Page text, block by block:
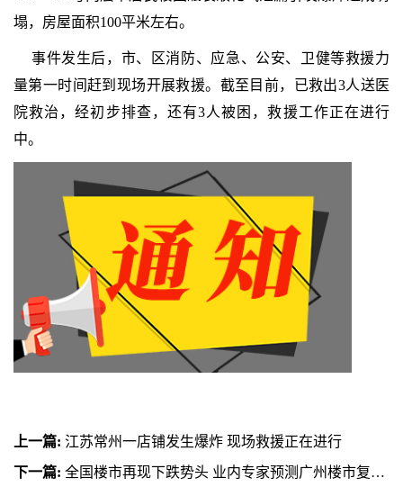
塌，房屋面积100平米左右。
事件发生后，市、区消防、应急、公安、卫健等救援力
量第一时间赶到现场开展救援。截至目前，已救出3人送医
院救治，经初步排查，还有3人被困，救援工作正在进行
中。
上一篇: 江苏常州一店铺发生爆炸 现场救援正在进行
下一篇: 全国楼市再现下跌势头 业内专家预测广州楼市复苏时间